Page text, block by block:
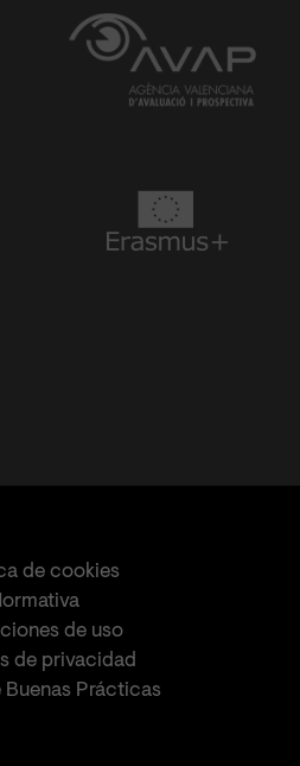
de cookies
de uso
de privacidad
Prácticas